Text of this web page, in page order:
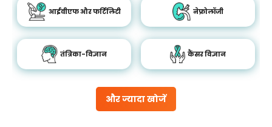
और ज्यादा खोजें
आईवीएफ और फर्टिलिटी नेफ्रोलॉजी
तंत्रिका-विज्ञान कैंसर विज्ञान